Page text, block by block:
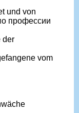
und von
профессии
der
vom